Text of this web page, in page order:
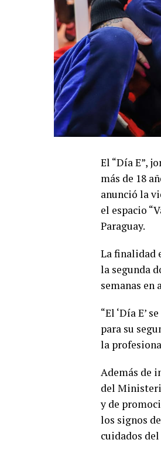
El “Día E”,
más de 18
anunció la
el espacio
Paraguay.
La finalidad
la segunda
semanas en
“El ‘Día E’
para su
la
Además de
del
y de
los signos
cuidados